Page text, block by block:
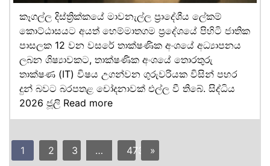
කෑගල්ල දිස්ත්‍රික්කයේ මාවනැල්ල ප්‍රාදේශීය ලේකම්
කොට්ඨාසයට අයත් හෙම්මාතගම ප්‍රදේශයේ පිහිටි ජාතික
පාසලක 12 වන වසරේ තාක්ෂණික අංශයේ අධ්‍යාපනය
ලබන ශිෂ්‍යාවකට, තාක්ෂණික අංශයේ තොරතුරු
තාක්ෂණ (IT) විෂය උගන්වන ගුරුවරියක විසින් පහර
දුන් බවට බරපතළ චෝදනාවක් එල්ල වී තිබේ. සිද්ධිය
2026 ජූලි Read more
1 2 3 … 473 »